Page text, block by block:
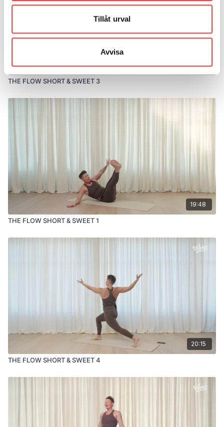
Tillåt urval
Avvisa
23:33
THE FLOW SHORT & SWEET 3
19:48
THE FLOW SHORT & SWEET 1
20:15
THE FLOW SHORT & SWEET 4